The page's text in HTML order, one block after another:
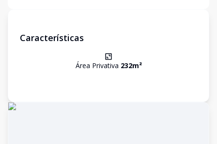
Características
Área Privativa 232m²